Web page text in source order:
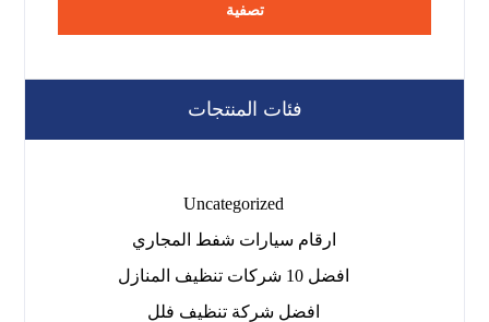
تصفية
فئات المنتجات
Uncategorized
ارقام سيارات شفط المجاري
افضل 10 شركات تنظيف المنازل
افضل شركة تنظيف فلل